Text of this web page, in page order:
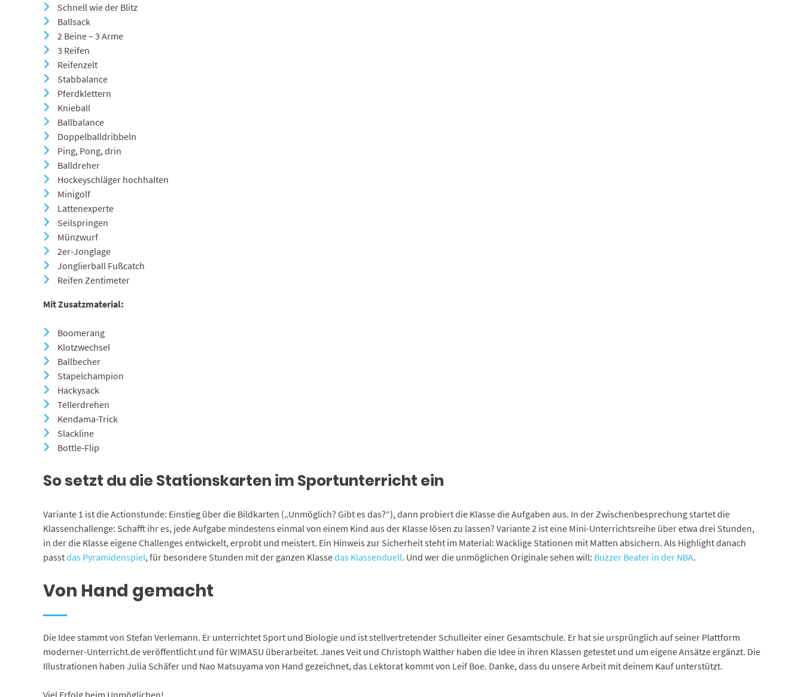
Schnell wie der Blitz
Ballsack
2 Beine – 3 Arme
3 Reifen
Reifenzelt
Stabbalance
Pferdklettern
Knieball
Ballbalance
Doppelballdribbeln
Ping, Pong, drin
Balldreher
Hockeyschläger hochhalten
Minigolf
Lattenexperte
Seilspringen
Münzwurf
2er-Jonglage
Jonglierball Fußcatch
Reifen Zentimeter
Mit Zusatzmaterial:
Boomerang
Klotzwechsel
Ballbecher
Stapelchampion
Hackysack
Tellerdrehen
Kendama-Trick
Slackline
Bottle-Flip
So setzt du die Stationskarten im Sportunterricht ein
Variante 1 ist die Actionstunde: Einstieg über die Bildkarten („Unmöglich? Gibt es das?“), dann probiert die Klasse die Aufgaben aus. In der Zwischenbesprechung startet die
Klassenchallenge: Schafft ihr es, jede Aufgabe mindestens einmal von einem Kind aus der Klasse lösen zu lassen? Variante 2 ist eine Mini-Unterrichtsreihe über etwa drei Stunden,
in der die Klasse eigene Challenges entwickelt, erprobt und meistert. Ein Hinweis zur Sicherheit steht im Material: Wacklige Stationen mit Matten absichern. Als Highlight danach
passtdas Pyramidenspiel, für besondere Stunden mit der ganzen Klassedas Klassenduell. Und wer die unmöglichen Originale sehen will: Buzzer Beater in der NBA.
Von Hand gemacht
Die Idee stammt von Stefan Verlemann. Er unterrichtet Sport und Biologie und ist stellvertretender Schulleiter einer Gesamtschule. Er hat sie ursprünglich auf seiner Plattform
moderner-Unterricht.de veröffentlicht und für WIMASU überarbeitet. Janes Veit und Christoph Walther haben die Idee in ihren Klassen getestet und um eigene Ansätze ergänzt. Die
Illustrationen haben Julia Schäfer und Nao Matsuyama von Hand gezeichnet, das Lektorat kommt von Leif Boe. Danke, dass du unsere Arbeit mit deinem Kauf unterstützt.